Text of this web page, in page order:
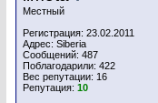
Местный
Регистрация: 23.02.2011
Адрес: Siberia
Сообщений: 487
Поблагодарили: 422
Вес репутации: 16
Репутация: 10